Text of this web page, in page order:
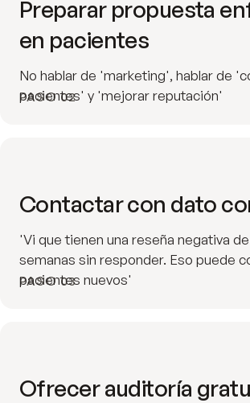
PASO 02
Preparar propuesta
en pacientes
No hablar de 'marketing', hablar de
pacientes' y 'mejorar reputación'
PASO 03
Contactar con dato
'Vi que tienen una reseña negativa
semanas sin responder. Eso puede
pacientes nuevos'
Ofrecer auditoría